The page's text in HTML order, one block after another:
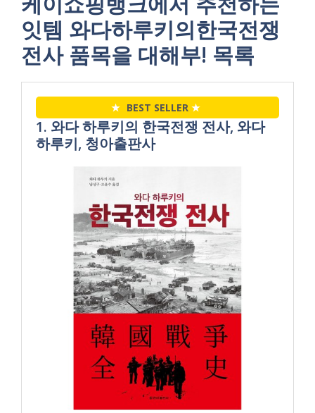
잇템 와다하루키의한국전쟁
전사 품목을 대해부! 목록
★ BEST SELLER ★
1. 와다 하루키의 한국전쟁 전사, 와다
하루키, 청아출판사